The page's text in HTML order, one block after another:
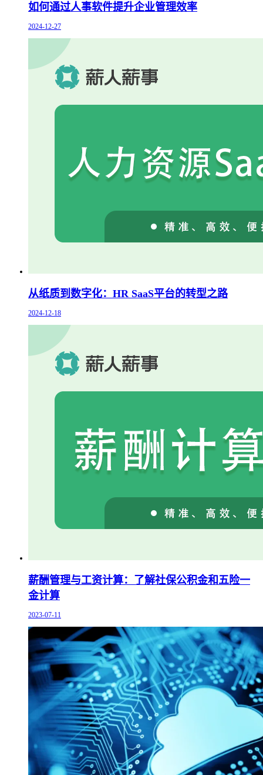
如何通过人事软件提升企业管理效率
2024-12-27
从纸质到数字化：HR SaaS平台的转型之路
2024-12-18
薪酬管理与工资计算：了解社保公积金和五险一
金计算
2023-07-11